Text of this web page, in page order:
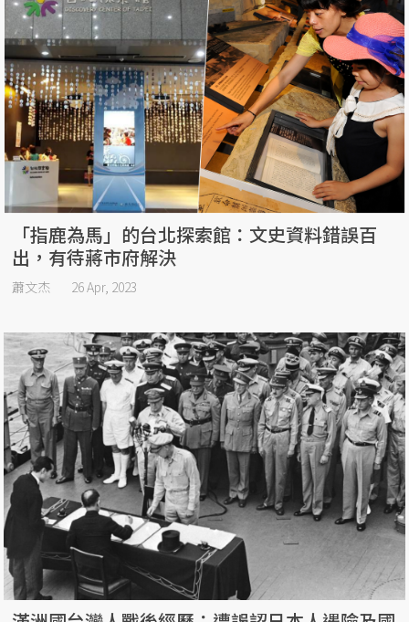
「指鹿為馬」的台北探索館：文史資料錯誤百
出，有待蔣市府解決
蕭文杰 26 Apr, 2023